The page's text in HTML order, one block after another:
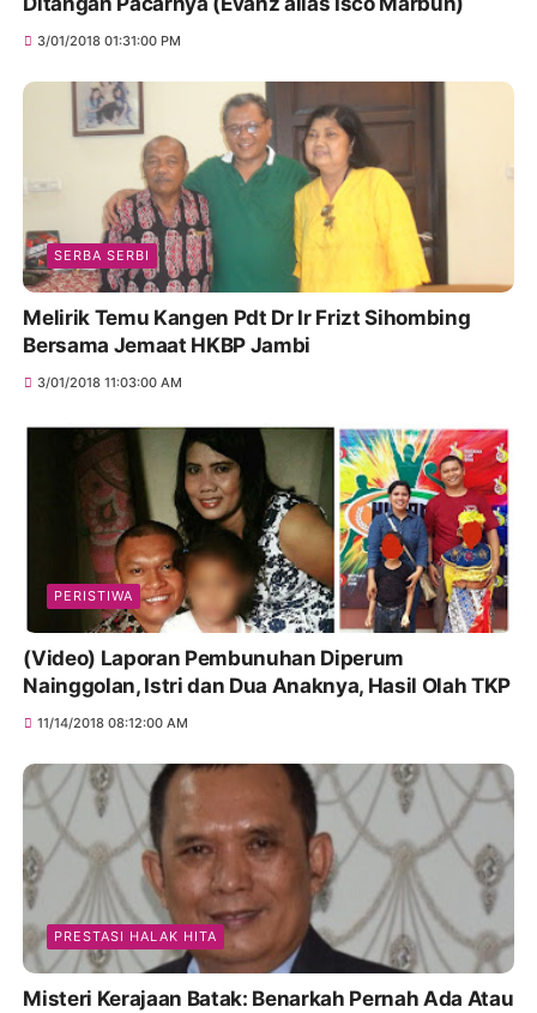
3/01/2018 01:31:00 PM
SERBA SERBI
Melirik Temu Kangen Pdt Dr Ir Frizt Sihombing
Bersama Jemaat HKBP Jambi
3/01/2018 11:03:00 AM
PERISTIWA
(Video) Laporan Pembunuhan Diperum
Nainggolan, Istri dan Dua Anaknya, Hasil Olah TKP
11/14/2018 08:12:00 AM
PRESTASI HALAK HITA
Misteri Kerajaan Batak: Benarkah Pernah Ada Atau